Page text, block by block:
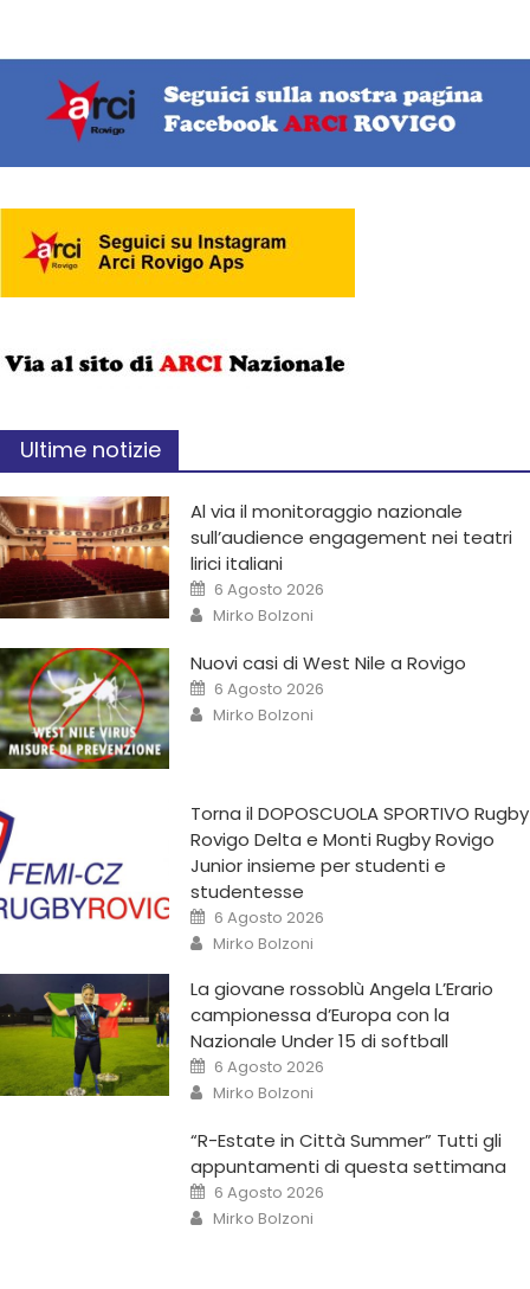
Ultime notizie
Al via il monitoraggio nazionale
sull’audience engagement nei teatri
lirici italiani
6 Agosto 2026
Mirko Bolzoni
Nuovi casi di West Nile a Rovigo
6 Agosto 2026
Mirko Bolzoni
Torna il DOPOSCUOLA SPORTIVO Rugby
Rovigo Delta e Monti Rugby Rovigo
Junior insieme per studenti e
studentesse
6 Agosto 2026
Mirko Bolzoni
La giovane rossoblù Angela L’Erario
campionessa d’Europa con la
Nazionale Under 15 di softball
6 Agosto 2026
Mirko Bolzoni
“R-Estate in Città Summer” Tutti gli
appuntamenti di questa settimana
6 Agosto 2026
Mirko Bolzoni